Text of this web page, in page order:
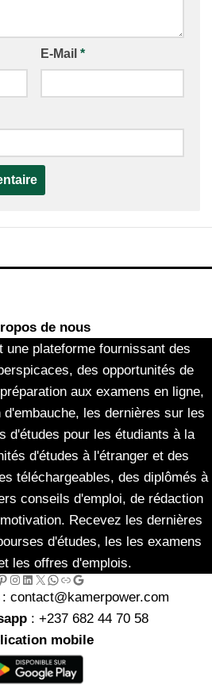
E-Mail *
de nous
une plateforme fournissant des
des opportunités de
aux examens en ligne,
les dernières sur les
d'études pour les étudiants à la
d'études à l'étranger et des
téléchargeables, des diplômés à
conseils d'emploi, de rédaction
Recevez les dernières
d'études, les les examens
les offres d'emplois.
InstagramLinkedIn X WhatsApp Link Google
: contact@kamerpower.com
: +237 682 44 70 58
mobile